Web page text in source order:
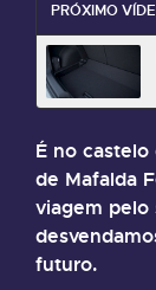
PRÓXIMO
É no
de Mafalda
viagem pelo
futuro.